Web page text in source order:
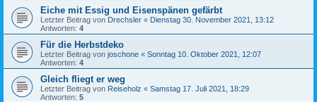
Eiche mit Essig und Eisenspänen gefärbt
Letzter Beitrag von Drechsler « Dienstag 30. November 2021, 13:12
Antworten: 4
Für die Herbstdeko
Letzter Beitrag von joschone « Sonntag 10. Oktober 2021, 12:07
Antworten: 4
Gleich fliegt er weg
Letzter Beitrag von Reiseholz « Samstag 17. Juli 2021, 18:29
Antworten: 5